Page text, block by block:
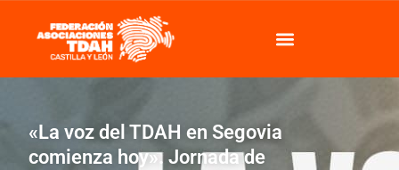
«La voz del TDAH en Segovia
comienza hoy». Jornada de